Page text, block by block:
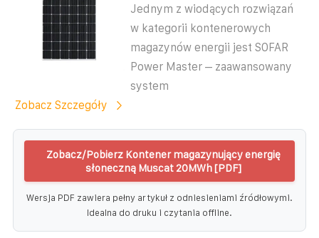
Jednym z wiodących rozwiązań
w kategorii kontenerowych
magazynów energii jest SOFAR
Power Master – zaawansowany
system
Zobacz Szczegóły
Zobacz/Pobierz Kontener magazynujący energię
słoneczną Muscat 20MWh [PDF]
Wersja PDF zawiera pełny artykuł z odniesieniami źródłowymi.
Idealna do druku i czytania offline.